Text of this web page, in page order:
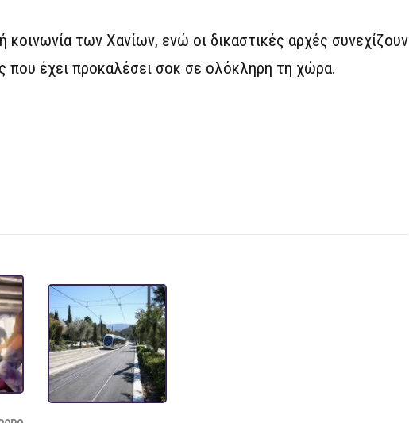
των Χανίων, ενώ οι δικαστικές αρχές συνεχίζουν
έχει προκαλέσει σοκ σε ολόκληρη τη χώρα.